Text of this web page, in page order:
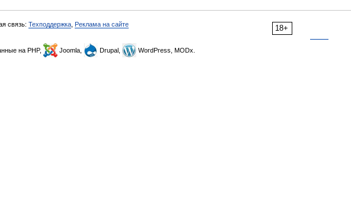
18+
связь: Техподдержка Реклама на сайте
на PHP, Joomla, Drupal, WordPress, MODx.